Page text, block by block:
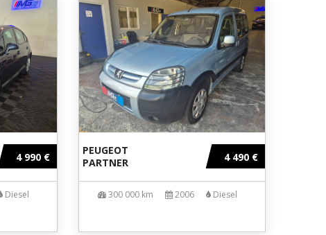
4 990 €
Diesel
4 490 €
PEUGEOT
PARTNER
300 000 km 2006 Diesel